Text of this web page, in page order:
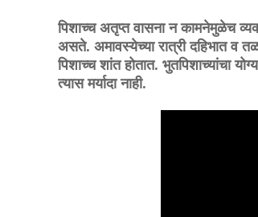
पिशाच्च अतृप्त वासना न कामनेमुळेच
असते. अमावस्येच्या रात्री दहिभात व
पिशाच्च शांत होतात. भुतपिशाच्यांचा
त्यास मर्यादा नाही.